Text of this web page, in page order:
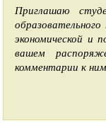
Приглашаю
экономической и
вашем
комментарии к